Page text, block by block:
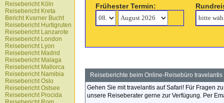
Reisebericht Köln
Reisebericht Kreta
Bericht Kvarner Bucht
Reisebericht Hurtigruten
Reisebericht Lanzarote
Reisebericht London
Reisebericht Lyon
Reisebericht Madrid
Reisebericht Malaga
Reisebericht Mallorca
Reisebericht Namibia
Reisebericht Oslo
Reisebericht Ostsee
Reisebericht Procida
Frühester Termin:
Reiseberichte beim Online-Reisebüro travelantis
Gehen Sie mit travelantis auf Safari! Für Fragen
unsere Reiseberater gerne zur Verfügung. Per